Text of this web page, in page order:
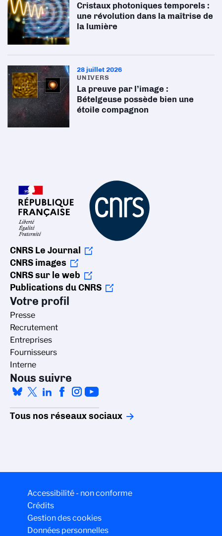
Cristaux photoniques temporels :
une révolution dans la maîtrise de
la lumière
28 juillet 2026
UNIVERS
La preuve par l’image :
Bételgeuse possède bien une
étoile compagnon
CNRS Le Journal
CNRS images
CNRS sur le web
Publications du CNRS
Votre profil
Presse
Recrutement
Entreprises
Fournisseurs
Interne
Nous suivre
Tous nos réseaux sociaux
Accessibilité - non conforme
Crédits
Gestion des cookies
Données personnelles